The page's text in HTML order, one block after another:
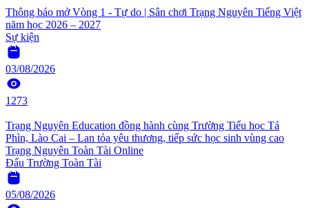
Thông báo mở Vòng 1 - Tự do | Sân chơi Trạng Nguyên Tiếng Việt
năm học 2026 – 2027
Sự kiện
03/08/2026
1273
Trạng Nguyên Education đồng hành cùng Trường Tiểu học Tả
Phìn, Lào Cai – Lan tỏa yêu thương, tiếp sức học sinh vùng cao
Trạng Nguyên Toàn Tài Online
Đấu Trường Toàn Tài
05/08/2026